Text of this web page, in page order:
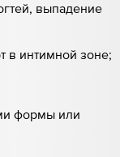
выпадение
в интимной зоне;
формы или